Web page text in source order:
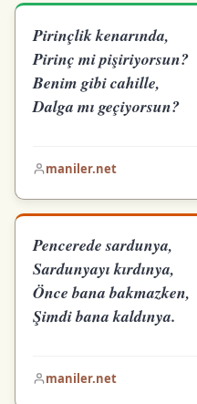
Pirinçlik kenarında,
Pirinç mi pişiriyorsun?
Benim gibi cahille,
Dalga mı geçiyorsun?
maniler.net
Pencerede sardunya,
Sardunyayı kırdınya,
Önce bana bakmazken,
Şimdi bana kaldınya.
maniler.net